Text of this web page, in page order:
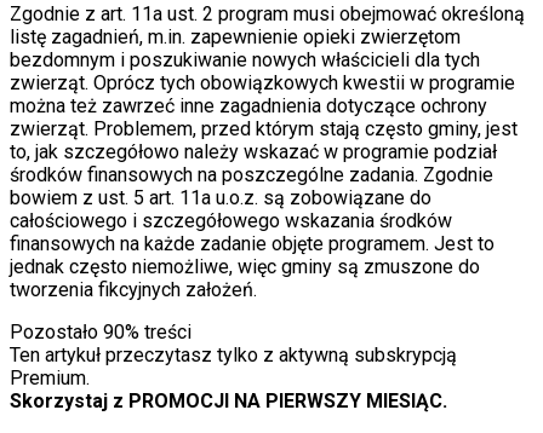
Zgodnie z art. 11a ust. 2 program musi obejmować określoną
listę zagadnień, m.in. zapewnienie opieki zwierzętom
bezdomnym i poszukiwanie nowych właścicieli dla tych
zwierząt. Oprócz tych obowiązkowych kwestii w programie
można też zawrzeć inne zagadnienia dotyczące ochrony
zwierząt. Problemem, przed którym stają często gminy, jest
to, jak szczegółowo należy wskazać w programie podział
środków finansowych na poszczególne zadania. Zgodnie
bowiem z ust. 5 art. 11a u.o.z. są zobowiązane do
całościowego i szczegółowego wskazania środków
finansowych na każde zadanie objęte programem. Jest to
jednak często niemożliwe, więc gminy są zmuszone do
tworzenia fikcyjnych założeń.
Pozostało 90% treści
Ten artykuł przeczytasz tylko z aktywną subskrypcją
Premium.
Skorzystaj z PROMOCJI NA PIERWSZY MIESIĄC.